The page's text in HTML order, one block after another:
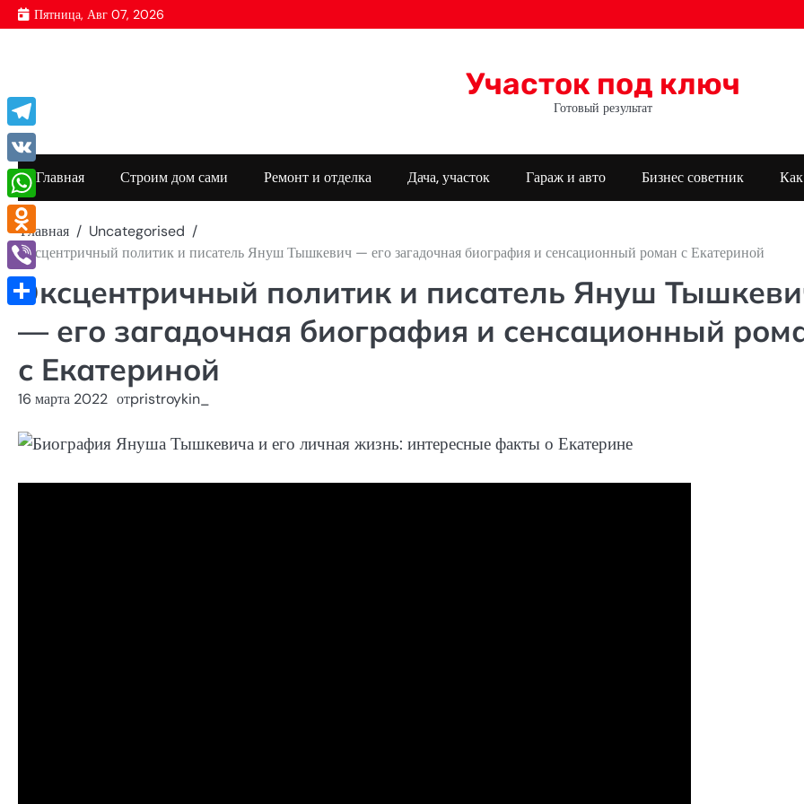
Перейти
к
Пятница, Авг 07, 2026
Участок под ключ
Готовый результат
Главная Строим дом сами Ремонт и отделка Дача, участок Гараж и авто Бизнес советник
Главная
Uncategorised
Эксцентричный политик и писатель Януш Тышкевич — его загадочная биография и сенсационный роман с Екатериной
Эксцентричный политик и писатель Януш
— его загадочная биография и сенсационный
с Екатериной
16 марта 2022 отpristroykin_
Telegram
VK
WhatsApp
Odnoklassniki
Viber